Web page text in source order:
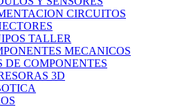
CIRCUITOS
TALLER
MECANICOS
DE COMPONENTES
3D